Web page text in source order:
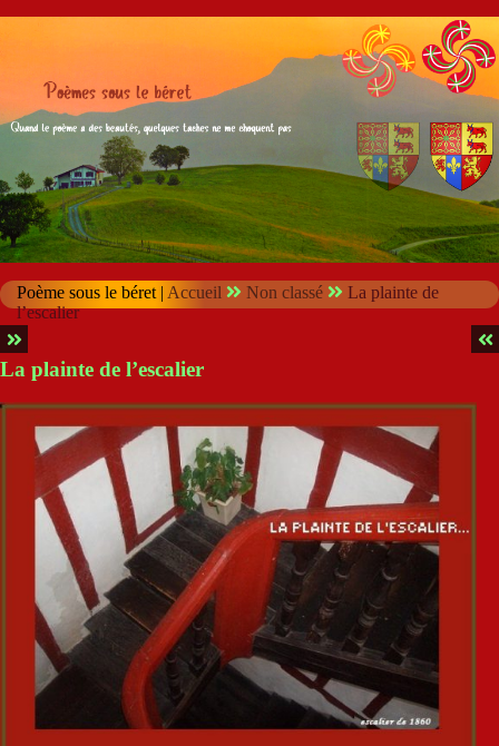
Poème sous le béret | Accueil Non classé
La plainte de
l’escalier
La plainte de l’escalier